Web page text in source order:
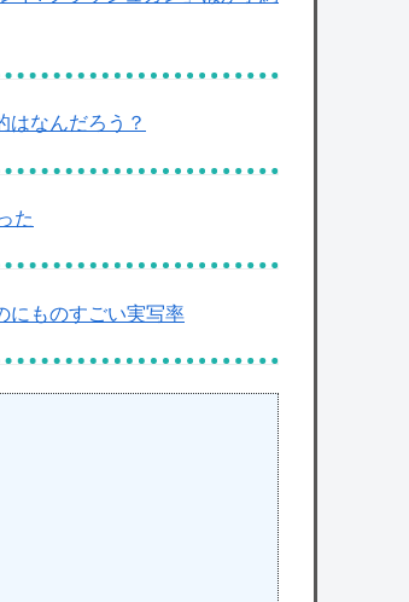
はなんだろう？
た
にものすごい実写率